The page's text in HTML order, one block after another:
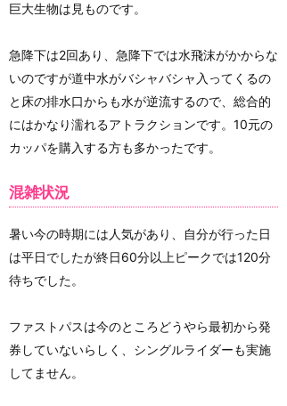
巨大生物は見ものです。
急降下は2回あり、急降下では水飛沫がかからな
いのですが道中水がバシャバシャ入ってくるの
と床の排水口からも水が逆流するので、総合的
にはかなり濡れるアトラクションです。10元の
カッパを購入する方も多かったです。
混雑状況
暑い今の時期には人気があり、自分が行った日
は平日でしたが終日60分以上ピークでは120分
待ちでした。
ファストパスは今のところどうやら最初から発
券していないらしく、シングルライダーも実施
してません。